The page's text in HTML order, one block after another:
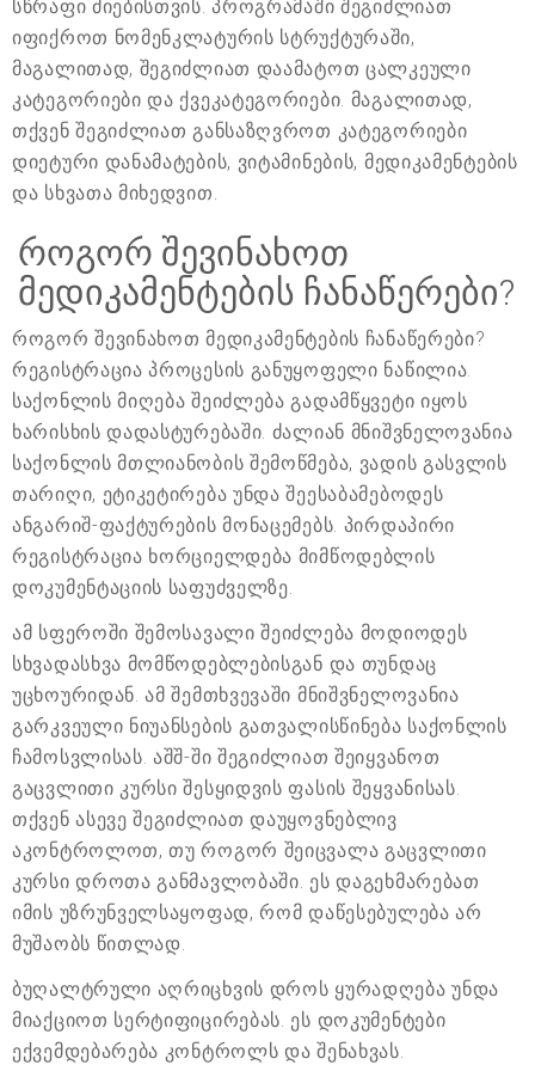
სწრაფი ძიებისთვის. პროგრამაში შეგიძლიათ
იფიქროთ ნომენკლატურის სტრუქტურაში,
მაგალითად, შეგიძლიათ დაამატოთ ცალკეული
კატეგორიები და ქვეკატეგორიები. მაგალითად,
თქვენ შეგიძლიათ განსაზღვროთ კატეგორიები
დიეტური დანამატების, ვიტამინების, მედიკამენტების
და სხვათა მიხედვით.
როგორ შევინახოთ
მედიკამენტების ჩანაწერები?
როგორ შევინახოთ მედიკამენტების ჩანაწერები?
რეგისტრაცია პროცესის განუყოფელი ნაწილია.
საქონლის მიღება შეიძლება გადამწყვეტი იყოს
ხარისხის დადასტურებაში. ძალიან მნიშვნელოვანია
საქონლის მთლიანობის შემოწმება, ვადის გასვლის
თარიღი, ეტიკეტირება უნდა შეესაბამებოდეს
ანგარიშ-ფაქტურების მონაცემებს. პირდაპირი
რეგისტრაცია ხორციელდება მიმწოდებლის
დოკუმენტაციის საფუძველზე.
ამ სფეროში შემოსავალი შეიძლება მოდიოდეს
სხვადასხვა მომწოდებლებისგან და თუნდაც
უცხოურიდან. ამ შემთხვევაში მნიშვნელოვანია
გარკვეული ნიუანსების გათვალისწინება საქონლის
ჩამოსვლისას. აშშ-ში შეგიძლიათ შეიყვანოთ
გაცვლითი კურსი შესყიდვის ფასის შეყვანისას.
თქვენ ასევე შეგიძლიათ დაუყოვნებლივ
აკონტროლოთ, თუ როგორ შეიცვალა გაცვლითი
კურსი დროთა განმავლობაში. ეს დაგეხმარებათ
იმის უზრუნველსაყოფად, რომ დაწესებულება არ
მუშაობს წითლად.
ბუღალტრული აღრიცხვის დროს ყურადღება უნდა
მიაქციოთ სერტიფიცირებას. ეს დოკუმენტები
ექვემდებარება კონტროლს და შენახვას.